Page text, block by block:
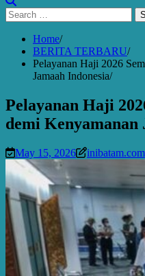
Search
for:
Home
BERITA TERBARU
Pelayanan Haji 2026
Jamaah Indonesia
Pelayanan Haji
demi Kenyamanan
May 15, 2026 inibatam.com